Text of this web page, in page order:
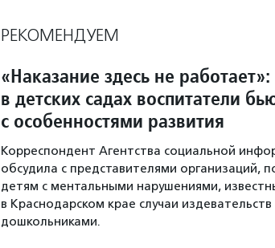
РЕКОМЕНДУЕМ
«Наказание здесь не
в детских садах воспитатели
с особенностями развития
Корреспондент Агентства социальной
обсудила с представителями организаций,
детям с ментальными нарушениями,
в Краснодарском крае случаи
дошкольниками.